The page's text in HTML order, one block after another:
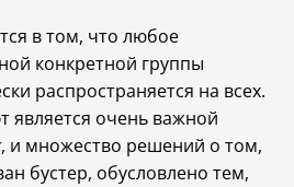
в том, что любое
конкретной группы
распространяется на всех.
является очень важной
, и множество решений о том,
бустер, обусловлено тем,